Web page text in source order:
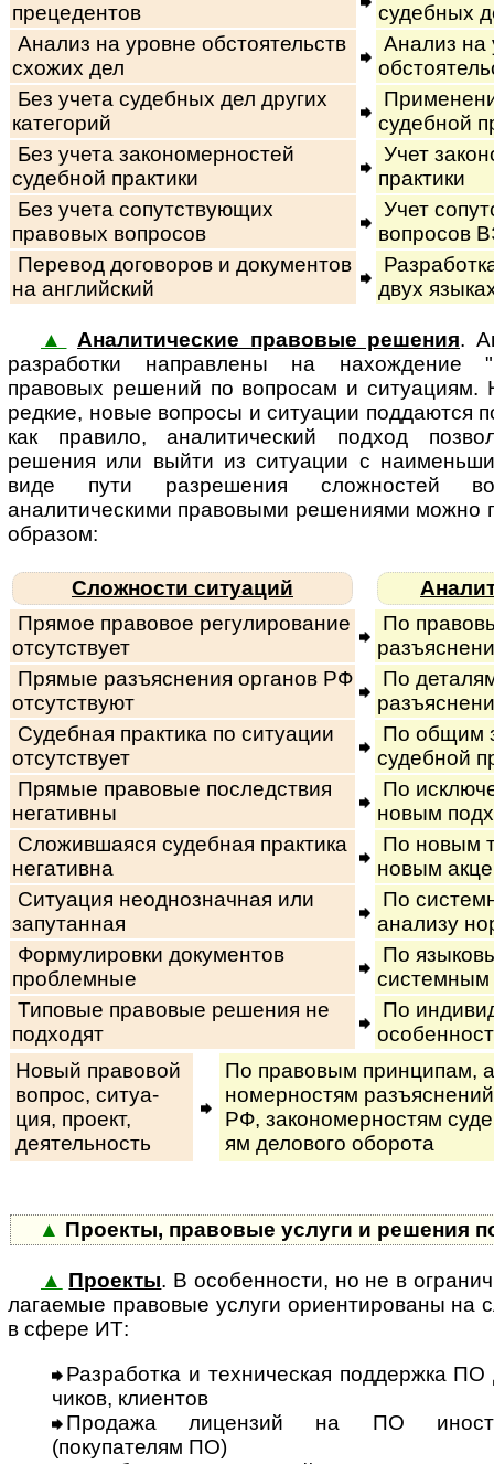
прецедентов
судебных
Анализ на уровне обстоятельств
схожих дел
Анализ на
Без учета судебных дел других
категорий
судебной
Без учета закономерностей
судебной практики
Учет
практики
Без учета сопутствующих
правовых вопросов
Учет
вопросов
Перевод договоров и документов
на английский
двух
▲ Аналитические правовые решения.
раз­ра­бот­ки на­п­рав­ле­ны на на­хож­де­ние
правовых решений по вопросам и
редкие, новые вопросы и ситуации поддаются
как правило, аналитический подход
решения или выйти из ситуации с
виде пути разрешения сложностей
аналитическими правовыми решениями можно
образом:
Сложности ситуаций
Прямое правовое регулирование
отсутствует
По
Прямые разъяснения органов РФ
отсутствуют
По
Судебная практика по ситуации
отсутствует
По общим
судебной
Прямые правовые последствия
негативны
По
новым
Сложившаяся судебная практика
негативна
По новым
новым
Ситуация неоднозначная или
запутанная
По
анализу
Формулировки документов
проблемные
По
системным
Типовые правовые решения не
подходят
По
Новый правовой
вопрос, си­ту­а­
ция, про­ект,
деятельность
По правовым принципам,
но­мер­нос­тям
РФ, за­ко­но­мер­нос­тям
ям де­ло­во­го оборота
▲ Проекты, правовые услуги и решения
▲ Проекты. В особенности, но не в
ла­га­е­мые правовые услуги ори­ен­ти­ро­ва­ны
в сфере ИТ:
Разработка и техническая поддержка
чи­ков, клиентов
Продажа лицензий на ПО
(покупателям ПО)